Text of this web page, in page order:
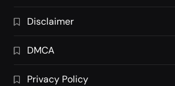
Disclaimer
DMCA
Privacy Policy